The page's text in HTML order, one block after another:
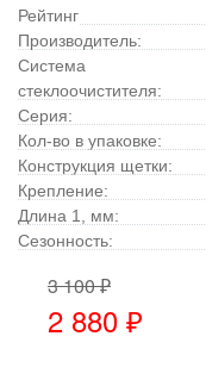
Рейтинг
Производитель:
Система
стеклоочистителя:
Серия:
Кол-во в упаковке:
Конструкция щетки:
Крепление:
Длина 1, мм:
Сезонность:
3 100 ₽
2 880 ₽